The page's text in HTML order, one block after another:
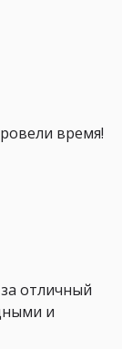
время!
отличный
и